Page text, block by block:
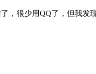
，很少用QQ了，但我发